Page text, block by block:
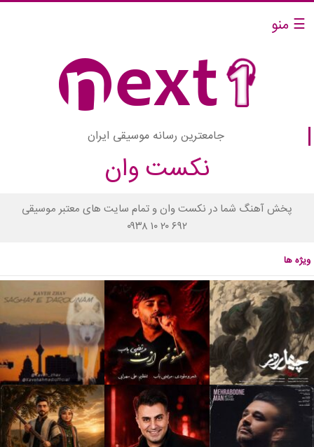
☰ منو
جامعترین رسانه موسیقی ایران
نکست وان
پخش آهنگ شما در نکست وان و تمام سایت های معتبر موسیقی
۰۹۳۸ ۱۰ ۲۰ ۶۹۲
ویژه ها